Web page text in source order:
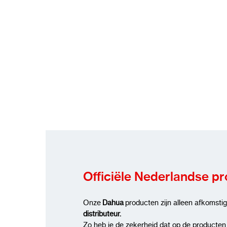
Officiële Nederlandse
Onze Dahuaproducten zijn alleen
distributeur.
Zo heb je de zekerheid dat op de